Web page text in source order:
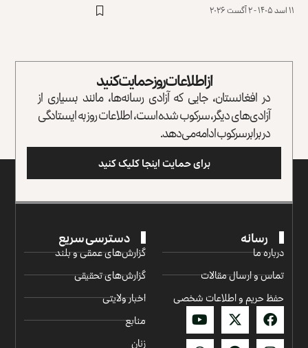
۱۱ اسد ۱۴۰۵ - ۲ آگست ۲۰۲۶
از اطلاعات روز حمایت کنید
در افغانستان، جایی که آزادی رسانه‌ها، مانند بسیاری از
آزادی‌های دیگر، سرکوب شده است، اطلاعات روز به ایستادگی
در برابر سرکوب ادامه می‌دهد.
برای حمایت اینجا کلیک کنید
رسانه
درباره ما
تماس و ارسال مقالات
حفظ حریم و اطلاعات شخصی
دسترسی سریع
گزارش‌‌های عمقی و بلند
گزارش‌های تحقیقی
اخبار ولایتی
منابع
زنان